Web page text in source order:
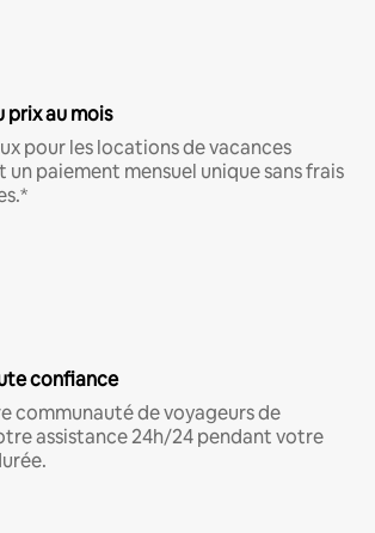
prix au mois
pour les locations de vacances
un paiement mensuel unique sans frais
confiance
communauté de voyageurs de
assistance 24h/24 pendant votre